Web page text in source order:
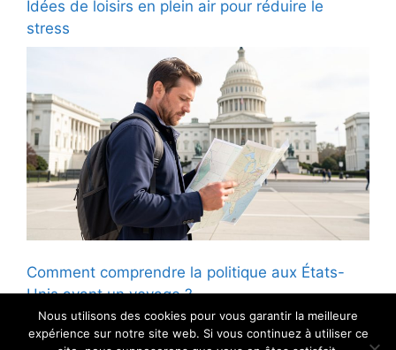
Idées de loisirs en plein air pour réduire le
stress
Comment comprendre la politique aux États-
Unis avant un voyage ?
Nous utilisons des cookies pour vous garantir la meilleure
expérience sur notre site web. Si vous continuez à utiliser ce